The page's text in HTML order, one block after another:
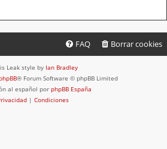
Borrar cookies
FAQ
Leak style by Ian Bradley
® Forum Software © phpBB Limited
al español por phpBB España
| Condiciones